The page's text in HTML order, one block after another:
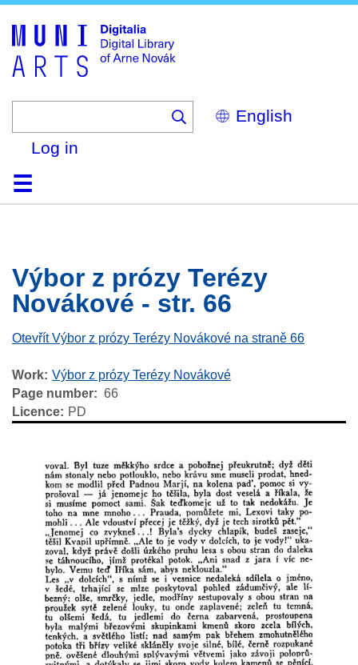
Select
your
Log in
HomeBrowse
Search
About
HelpContactDigitalia
Výbor z prózy Terézy
Novákové - str. 66
Otevřít Výbor z prózy Terézy Novákové na straně 66
Work Výbor z prózy Terézy Novákové
Page number
66
Licence
PD